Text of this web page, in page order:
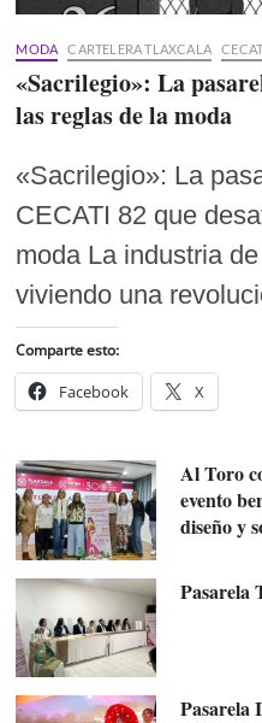
MODA CARTELERA TLAXCALA
«Sacrilegio»: La
las reglas de la moda
«Sacrilegio»: La
CECATI 82 que
moda La industria
viviendo una
Comparte esto:
Facebook X
Al Toro
evento
diseño y
Pasarela
Pasarela